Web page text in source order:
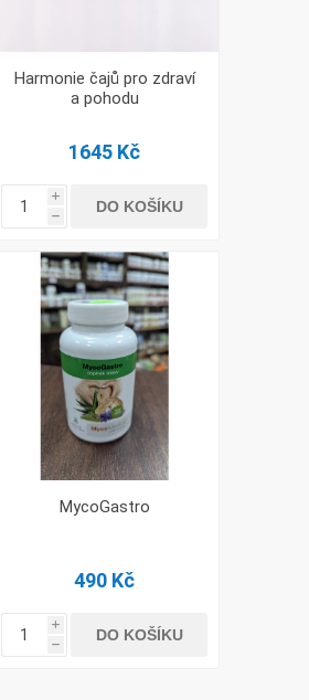
Harmonie čajů pro zdraví
a pohodu
1645 Kč
i
h
DO KOŠÍKU
MycoGastro
490 Kč
i
h
DO KOŠÍKU